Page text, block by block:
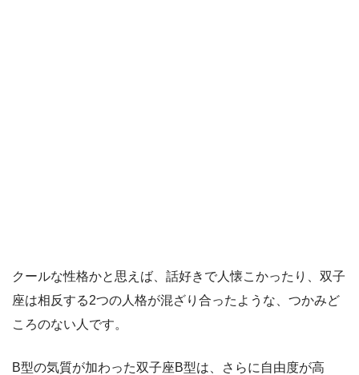
クールな性格かと思えば、話好きで人懐こかったり、双子
座は相反する2つの人格が混ざり合ったような、つかみど
ころのない人です。
B型の気質が加わった双子座B型は、さらに自由度が高